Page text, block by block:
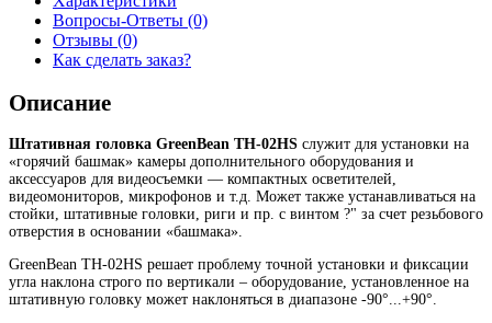
Вопросы-Ответы (0)
Отзывы (0)
Как сделать заказ?
Описание
Штативная головка GreenBean TH-02HS служит для установки на
«горячий башмак» камеры дополнительного оборудования и
аксессуаров для видеосъемки — компактных осветителей,
видеомониторов, микрофонов и т.д. Может также устанавливаться на
стойки, штативные головки, риги и пр. с винтом ?" за счет резьбового
отверстия в основании «башмака».
GreenBean TH-02HS решает проблему точной установки и фиксации
угла наклона строго по вертикали – оборудование, установленное на
штативную головку может наклоняться в диапазоне -90°...+90°.